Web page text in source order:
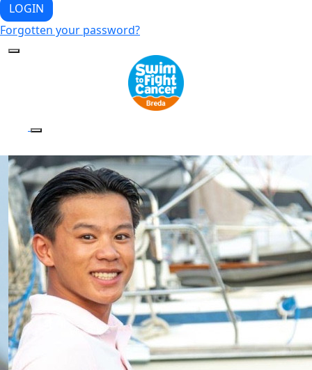
LOGIN
Forgotten your password?